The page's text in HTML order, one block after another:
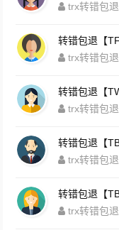
trx转错包退
trx转错包退
trx转错包退
trx转错包退
trx转错包退